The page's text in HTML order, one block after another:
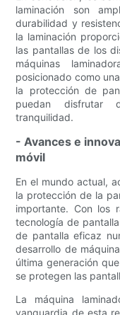
laminación son
durabilidad y
la laminación
las pantallas de los
máquinas
posicionado como
la protección de
puedan disfrutar
tranquilidad.
- Avances e
móvil
En el mundo actual,
la protección de la
importante. Con los
tecnología de
de pantalla eficaz
desarrollo de
última generación
se protegen las
La máquina
vanguardia de esta